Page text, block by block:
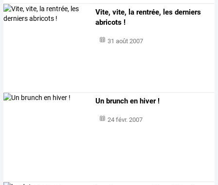
Vite, vite, la rentrée, les derniers
abricots !
31 août 2007
Un brunch en hiver !
24 févr. 2007